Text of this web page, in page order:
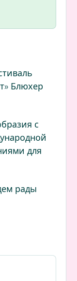
Блюхер
с
для
рады